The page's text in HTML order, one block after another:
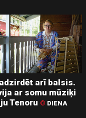
arī balsis.
ar somu mūziķi
Tenoru © DIENA